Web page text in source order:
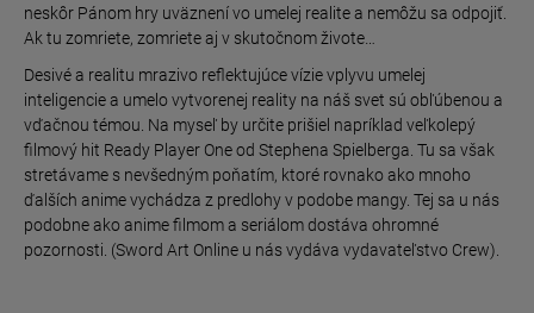
neskôr Pánom hry uväznení vo umelej realite a nemôžu sa odpojiť.
Ak tu zomriete, zomriete aj v skutočnom živote…
Desivé a realitu mrazivo reflektujúce vízie vplyvu umelej
inteligencie a umelo vytvorenej reality na náš svet sú obľúbenou a
vďačnou témou. Na myseľ by určite prišiel napríklad veľkolepý
filmový hit Ready Player One od Stephena Spielberga. Tu sa však
stretávame s nevšedným poňatím, ktoré rovnako ako mnoho
ďalších anime vychádza z predlohy v podobe mangy. Tej sa u nás
podobne ako anime filmom a seriálom dostáva ohromné ​​
pozornosti. (Sword Art Online u nás vydáva vydavateľstvo Crew).